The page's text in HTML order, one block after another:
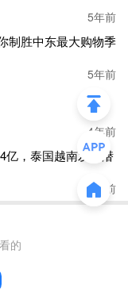
造圣诞树（占此
潮也开始了！有
儿童玩具、服
在节日赠送的礼
5年前
制胜中东最大购物季
5年前
4年前
亿，泰国越南发展潜
4年前
的